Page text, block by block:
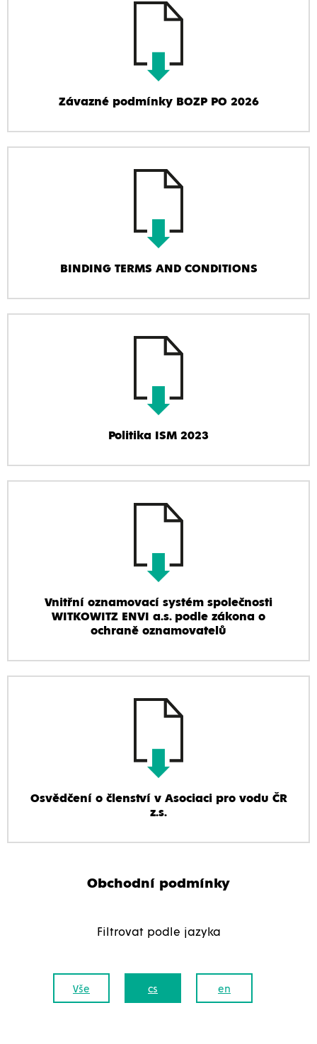
Závazné podmínky BOZP PO 2026
BINDING TERMS AND CONDITIONS
Politika ISM 2023
Vnitřní oznamovací systém společnosti
WITKOWITZ ENVI a.s. podle zákona o
ochraně oznamovatelů
Osvědčení o členství v Asociaci pro vodu ČR
z.s.
Obchodní podmínky
Filtrovat podle jazyka
Vše cs en